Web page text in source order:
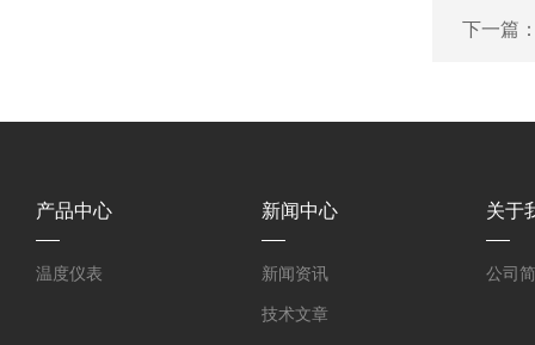
下一篇
产品中心
温度仪表
新闻中心
新闻资讯
技术文章
关于
公司